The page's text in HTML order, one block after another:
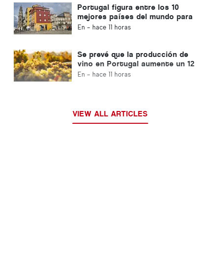
Portugal figura entre los 10
mejores países del mundo para
los expatriados
En - hace 11 horas
Se prevé que la producción de
vino en Portugal aumente un 12
% en esta vendimia
En - hace 11 horas
VIEW ALL ARTICLES